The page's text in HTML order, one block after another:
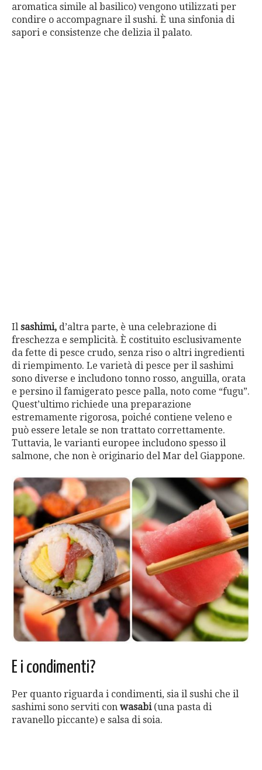
aromatica simile al basilico) vengono utilizzati per
condire o accompagnare il sushi. È una sinfonia di
sapori e consistenze che delizia il palato.
Il sashimi, d’altra parte, è una celebrazione di
freschezza e semplicità. È costituito esclusivamente
da fette di pesce crudo, senza riso o altri ingredienti
di riempimento. Le varietà di pesce per il sashimi
sono diverse e includono tonno rosso, anguilla, orata
e persino il famigerato pesce palla, noto come “fugu”.
Quest’ultimo richiede una preparazione
estremamente rigorosa, poiché contiene veleno e
può essere letale se non trattato correttamente.
Tuttavia, le varianti europee includono spesso il
salmone, che non è originario del Mar del Giappone.
E i condimenti?
Per quanto riguarda i condimenti, sia il sushi che il
sashimi sono serviti con wasabi(una pasta di
ravanello piccante) e salsa di soia.